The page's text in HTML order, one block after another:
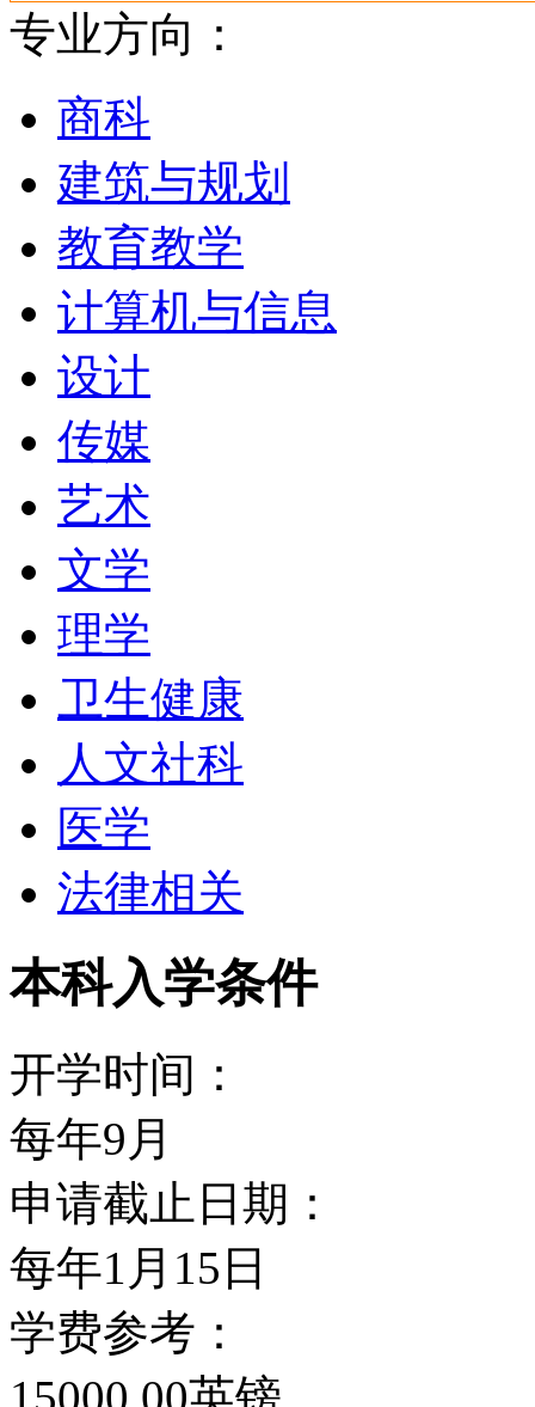
一幢现代的建筑, 带有画
伦敦市中心的新校区－
主要学生设施都离得很
方便前往西城参加文化
大英图书馆，被定义为
学院图书馆收藏全世界
料。这里还是末代皇帝
地方。青年老舍也在这
由此走上了文学创作的
伦敦是一个具有多元文
族、宗教、不同肤色的
听到和正在被使用的大
文化间的碰撞和交融，
方面都有反映。
学校特色
国际性是这个学校显著
数量的外交官，如今依
题的中心之一，并且是
有学者最多的一个学院。
亚非学院的图书馆是全
专业方向：
商科
建筑与规划
教育教学
计算机与信息
设计
传媒
艺术
文学
理学
卫生健康
人文社科
医学
法律相关
本科入学条件
开学时间：
每年9月
申请截止日期：
每年1月15日
学费参考：
15000.00英镑